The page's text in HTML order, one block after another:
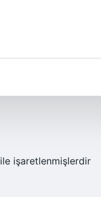
ile işaretlenmişlerdir